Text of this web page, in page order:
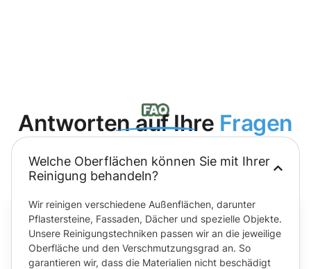
Antworten auf Ihre Fragen
Welche Oberflächen können Sie mit Ihrer
Reinigung behandeln?
Wir reinigen verschiedene Außenflächen, darunter
Pflastersteine, Fassaden, Dächer und spezielle Objekte.
Unsere Reinigungstechniken passen wir an die jeweilige
Oberfläche und den Verschmutzungsgrad an. So
garantieren wir, dass die Materialien nicht beschädigt